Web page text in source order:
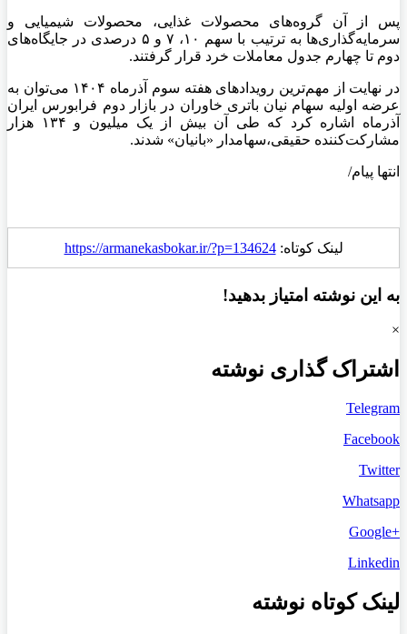
پس از آن گروه‌های محصولات غذایی، محصولات شیمیایی و
سرمایه‌گذاری‌ها به ترتیب با سهم ۱۰، ۷ و ۵ درصدی در جایگاه‌های
دوم تا چهارم جدول معاملات خرد قرار گرفتند.
در نهایت از مهم‌ترین رویدادهای هفته سوم آذرماه ۱۴۰۴ می‌توان به
عرضه اولیه سهام نیان باتری خاوران در بازار دوم فرابورس ایران
آذرماه اشاره کرد که طی آن بیش از یک میلیون و ۱۳۴ هزار
مشارکت‌کننده حقیقی،سهامدار «بانیان» شدند.
انتها پیام/
لینک کوتاه:https://armanekasbokar.ir/?p=134624
به این نوشته امتیاز بدهید!
×
اشتراک گذاری نوشته
Telegram
Facebook
Twitter
Whatsapp
+Google
Linkedin
لینک کوتاه نوشته